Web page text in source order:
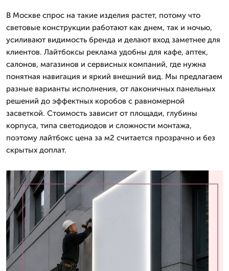
В Москве спрос на такие изделия растет, потому что
световые конструкции работают как днем, так и ночью,
усиливают видимость бренда и делают вход заметнее для
клиентов. Лайтбоксы реклама удобны для кафе, аптек,
салонов, магазинов и сервисных компаний, где нужна
понятная навигация и яркий внешний вид. Мы предлагаем
разные варианты исполнения, от лаконичных панельных
решений до эффектных коробов с равномерной
засветкой. Стоимость зависит от площади, глубины
корпуса, типа светодиодов и сложности монтажа,
поэтому лайтбокс цена за м2 считается прозрачно и без
скрытых доплат.